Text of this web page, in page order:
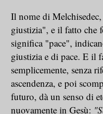
Il nome di
giustizia", e il fatto che
significa "pace",
giustizia e di pace. E il
semplicemente, senza
ascendenza, e poi
futuro, dà un senso di
nuovamente in Gesù: